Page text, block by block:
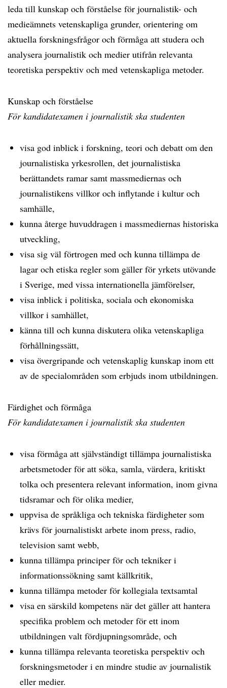
leda till kunskap och förståelse för journalistik- och
medieämnets vetenskapliga grunder, orientering om
aktuella forskningsfrågor och förmåga att studera och
analysera journalistik och medier utifrån relevanta
teoretiska perspektiv och med vetenskapliga metoder.
Kunskap och förståelse
För kandidatexamen i journalistik ska studenten
visa god inblick i forskning, teori och debatt om den
journalistiska yrkesrollen, det journalistiska
berättandets ramar samt massmediernas och
journalistikens villkor och inflytande i kultur och
samhälle,
kunna återge huvuddragen i massmediernas historiska
utveckling,
visa sig väl förtrogen med och kunna tillämpa de
lagar och etiska regler som gäller för yrkets utövande
i Sverige, med vissa internationella jämförelser,
visa inblick i politiska, sociala och ekonomiska
villkor i samhället,
känna till och kunna diskutera olika vetenskapliga
förhållningssätt,
visa övergripande och vetenskaplig kunskap inom ett
av de specialområden som erbjuds inom utbildningen.
Färdighet och förmåga
För kandidatexamen i journalistik ska studenten
visa förmåga att självständigt tillämpa journalistiska
arbetsmetoder för att söka, samla, värdera, kritiskt
tolka och presentera relevant information, inom givna
tidsramar och för olika medier,
uppvisa de språkliga och tekniska färdigheter som
krävs för journalistiskt arbete inom press, radio,
television samt webb,
kunna tillämpa principer för och tekniker i
informationssökning samt källkritik,
kunna tillämpa metoder för kollegiala textsamtal
visa en särskild kompetens när det gäller att hantera
specifika problem och metoder för ett inom
utbildningen valt fördjupningsområde, och
kunna tillämpa relevanta teoretiska perspektiv och
forskningsmetoder i en mindre studie av journalistik
eller medier.